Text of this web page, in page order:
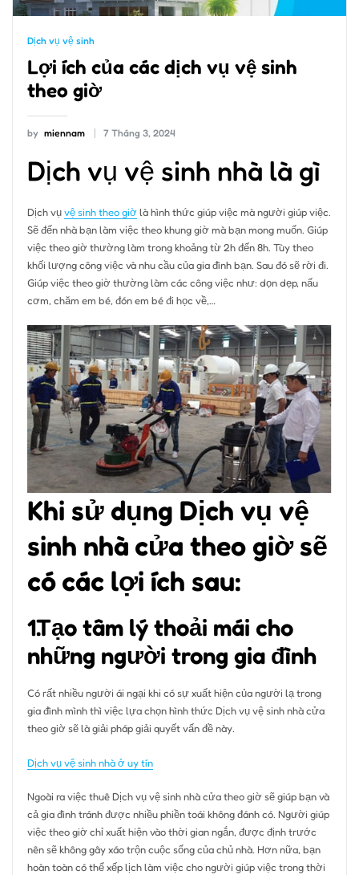
Dịch vụ vệ sinh
Lợi ích của các dịch vụ vệ sinh
theo giờ
by miennam 7 Tháng 3, 2024
Dịch vụ vệ sinh nhà là gì
Dịch vụvệ sinh theo giờlà hình thức giúp việc mà người giúp việc.
Sẽ đến nhà bạn làm việc theo khung giờ mà bạn mong muốn. Giúp
việc theo giờ thường làm trong khoảng từ 2h đến 8h. Tùy theo
khối lượng công việc và nhu cầu của gia đình bạn. Sau đó sẽ rời đi.
Giúp việc theo giờ thường làm các công việc như: dọn dẹp, nấu
cơm, chăm em bé, đón em bé đi học về,…
Khi sử dụng Dịch vụ vệ
sinh nhà cửa theo giờ sẽ
có các lợi ích sau:
1.Tạo tâm lý thoải mái cho
những người trong gia đình
Có rất nhiều người ái ngại khi có sự xuất hiện của người lạ trong
gia đình mình thì việc lựa chọn hình thức Dịch vụ vệ sinh nhà cửa
theo giờ sẽ là giải pháp giải quyết vấn đề này.
Dịch vụ vệ sinh nhà ở uy tín
Ngoài ra việc thuê Dịch vụ vệ sinh nhà cửa theo giờ sẽ giúp bạn và
cả gia đình tránh được nhiều phiền toái không đánh có. Người giúp
việc theo giờ chỉ xuất hiện vào thời gian ngắn, được định trước
nên sẽ không gây xáo trộn cuộc sống của chủ nhà. Hơn nữa, bạn
hoàn toàn có thể xếp lịch làm việc cho người giúp việc trong thời